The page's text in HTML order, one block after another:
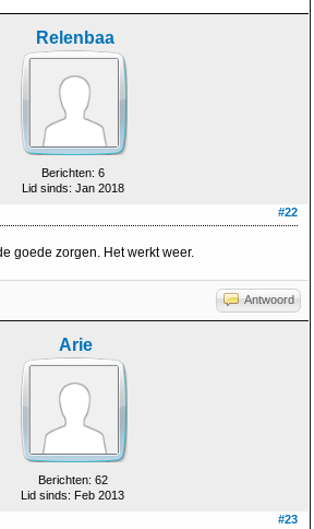
Relenbaa
Berichten: 6
Lid sinds: Jan 2018
#22
goede zorgen. Het werkt weer.
Antwoord
Arie
Berichten: 62
Lid sinds: Feb 2013
#23